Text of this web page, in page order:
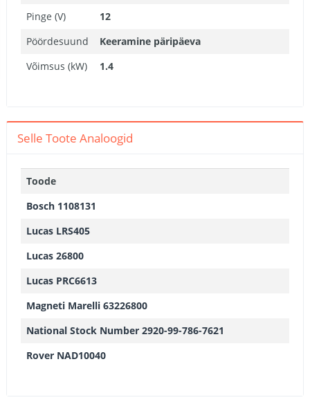
Pinge (V)
12
Pöördesuund
Keeramine päripäeva
Võimsus (kW)
1.4
Selle Toote Analoogid
Toode
Bosch 1108131
Lucas LRS405
Lucas 26800
Lucas PRC6613
Magneti Marelli 63226800
National Stock Number 2920-99-786-7621
Rover NAD10040